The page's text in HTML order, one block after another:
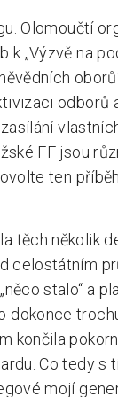
Olomoučtí
k „Výzvě na
oborů“
odborů
FF jsou
ten
těch několik
celostátním
stalo“ a
dokonce
končila
Co tedy s
mojí